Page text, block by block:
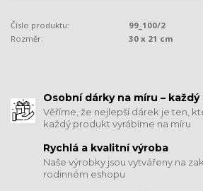
Číslo produktu:
99_100/2
Rozměr:
30 x 21 cm
​​​​​​​Osobní dárky na míru –
Věříme, že nejlepší dárek je ten,
každý produkt vyrábíme na míru
Rychlá a kvalitní výroba
Naše výrobky jsou vytvářeny na
rodinném eshopu